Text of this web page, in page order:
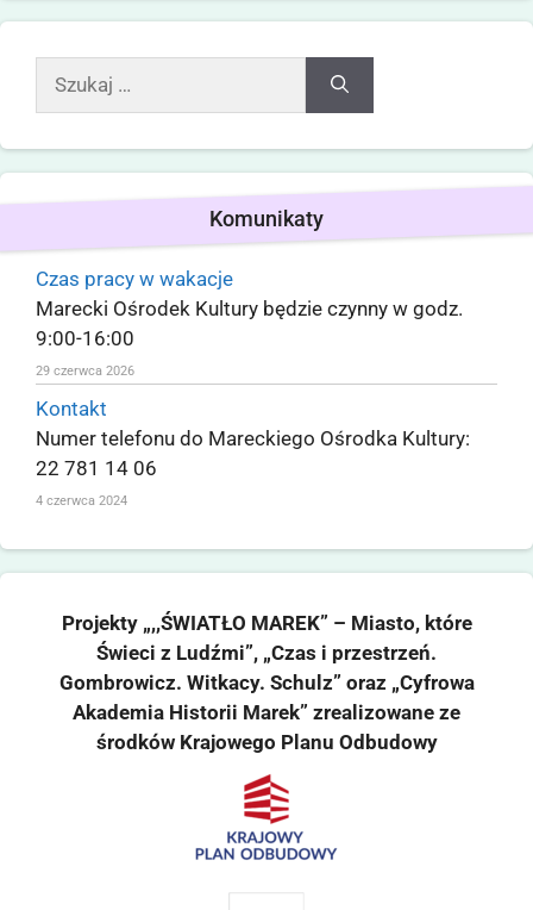
Komunikaty
Czas pracy w wakacje
Marecki Ośrodek Kultury będzie czynny w godz.
9:00-16:00
29 czerwca 2026
Kontakt
Numer telefonu do Mareckiego Ośrodka Kultury:
22 781 14 06
4 czerwca 2024
Projekty „,,ŚWIATŁO MAREK” – Miasto, które
Świeci z Ludźmi”, „Czas i przestrzeń.
Gombrowicz. Witkacy. Schulz” oraz „Cyfrowa
Akademia Historii Marek” zrealizowane ze
środków Krajowego Planu Odbudowy